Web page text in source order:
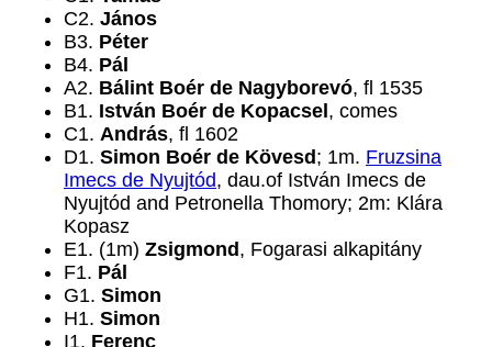
C2. János
B3. Péter
B4. Pál
A2. Bálint Boér de Nagyborevó, fl 1535
B1. István Boér de Kopacsel , comes
C1. András, fl 1602
D1. Simon Boér de Kövesd ; 1m. Fruzsina
Imecs de Nyujtód, dau.of István Imecs de
Nyujtód and Petronella Thomory; 2m: Klára
Kopasz
E1. (1m) Zsigmond , Fogarasi alkapitány
F1. Pál
G1. Simon
H1. Simon
I1. Ferenc